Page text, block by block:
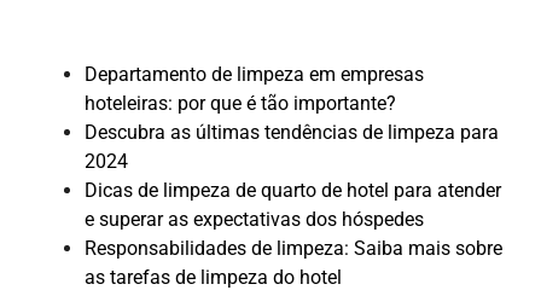
Departamento de limpeza em empresas
hoteleiras: por que é tão importante?
Descubra as últimas tendências de limpeza para
2024
Dicas de limpeza de quarto de hotel para atender
e superar as expectativas dos hóspedes
Responsabilidades de limpeza: Saiba mais sobre
as tarefas de limpeza do hotel